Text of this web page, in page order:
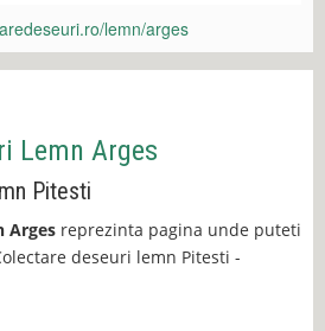
lemn/arges
Lemn Arges
Pitesti
Arges reprezinta pagina unde puteti
deseuri lemn Pitesti -